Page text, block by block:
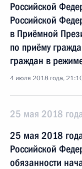
Российской
Российской
в Приёмной
по приёму
граждан в
4 июля 2018 года,
25 мая 2018
25 мая 2018
Российской
обязанности